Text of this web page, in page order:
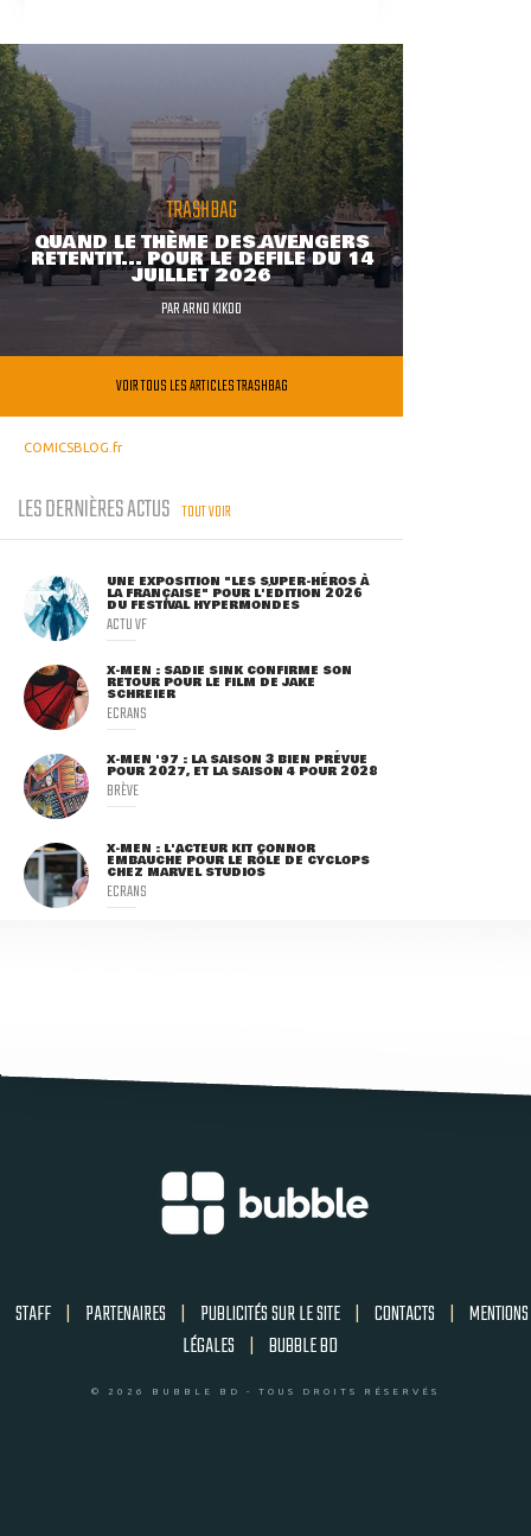
TRASHBAG
QUAND LE THÈME DES AVENGERS
RETENTIT... POUR LE DÉFILÉ DU 14
JUILLET 2026
PARARNO KIKOO
VOIR TOUS LES ARTICLES TRASHBAG
COMICSBLOG.fr
LES DERNIÈRES ACTUS TOUT VOIR
UNE EXPOSITION "LES SUPER-HÉROS À
LA FRANÇAISE" POUR L'ÉDITION 2026
DU FESTIVAL HYPERMONDES
ACTU VF
X-MEN : SADIE SINK CONFIRME SON
RETOUR POUR LE FILM DE JAKE
SCHREIER
ECRANS
X-MEN '97 : LA SAISON 3 BIEN PRÉVUE
POUR 2027, ET LA SAISON 4 POUR 2028
BRÈVE
X-MEN : L'ACTEUR KIT CONNOR
EMBAUCHÉ POUR LE RÔLE DE CYCLOPS
CHEZ MARVEL STUDIOS
ECRANS
STAFF | PARTENAIRES | PUBLICITÉS SUR LE SITE | CONTACTS | MENTIONS
LÉGALES | BUBBLE BD
© 2026 BUBBLE BD - TOUS DROITS RÉSERVÉS